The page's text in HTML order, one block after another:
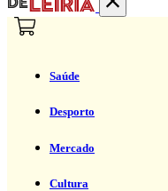
Saúde
Desporto
Mercado
Cultura